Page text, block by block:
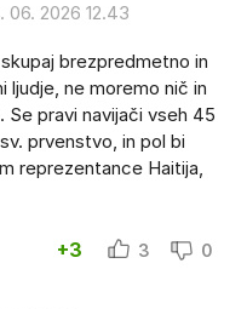
06. 2026 12.43
brezpredmetno in
ljudje, ne moremo nič in
pravi navijači vseh 45
prvenstvo, in pol bi
reprezentance Haitija,
+3 3 0